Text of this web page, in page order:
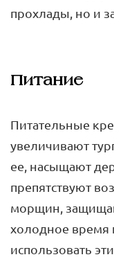
прохлады, но и
Питание
Питательные
увеличивают
ее, насыщают
препятствуют
морщин,
холодное время
использовать